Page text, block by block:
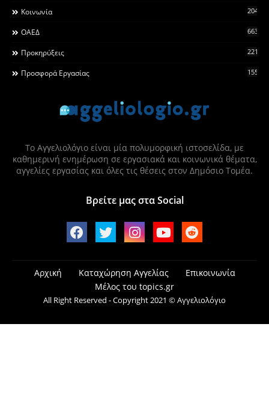
Κοινωνία 2044
ΟΑΕΔ 663
Προκηρύξεις 2215
Προσφορά Εργασίας 155
Το Αγγελιολόγιο είναι μία πολυμορφική ιστοσελίδα, με
καθημερινή ενημέρωση σε εργασιακά και κοινωνικά θέματα,
αγγελίες εργασίας και όλες τις θέσεις στον Δημόσιο Τομέα.
Βρείτε μας στα Social
Αρχική Καταχώρηση Αγγελίας
Επικοινωνία
Μέλος του topics.gr
All Right Reserved - Copyright 2021 © Αγγελιολόγιο